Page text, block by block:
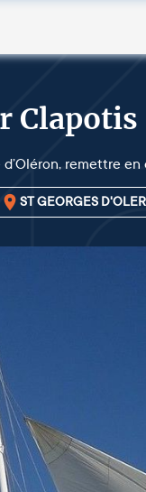
d’Oléron, remettre
ST GEORGES